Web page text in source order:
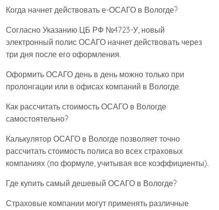
Когда начнет действовать е-ОСАГО в Вологде?
Согласно Указанию ЦБ РФ №4723-У, новый
электронный полис ОСАГО начнет действовать через
три дня после его оформления.
Оформить ОСАГО день в день можно только при
пролонгации или в офисах компаний в Вологде.
Как рассчитать стоимость ОСАГО в Вологде
самостоятельно?
Калькулятор ОСАГО в Вологде позволяет точно
рассчитать стоимость полиса во всех страховых
компаниях (по формуле, учитывая все коэффициенты).
Где купить самый дешевый ОСАГО в Вологде?
Страховые компании могут применять различные